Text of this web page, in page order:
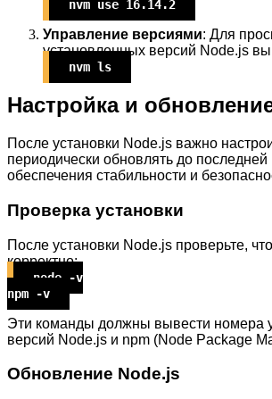
nvm use 16.14.2
Управление версиями: Для
установленных версий Node.js
nvm ls
Настройка и
После установки Node.js важно
периодически обновлять до последней
обеспечения стабильности и
Проверка установки
После установки Node.js проверьте,
корректно:
node -v
npm -v
Эти команды должны вывести номера
версий Node.js и npm (Node Package
Обновление Node.js